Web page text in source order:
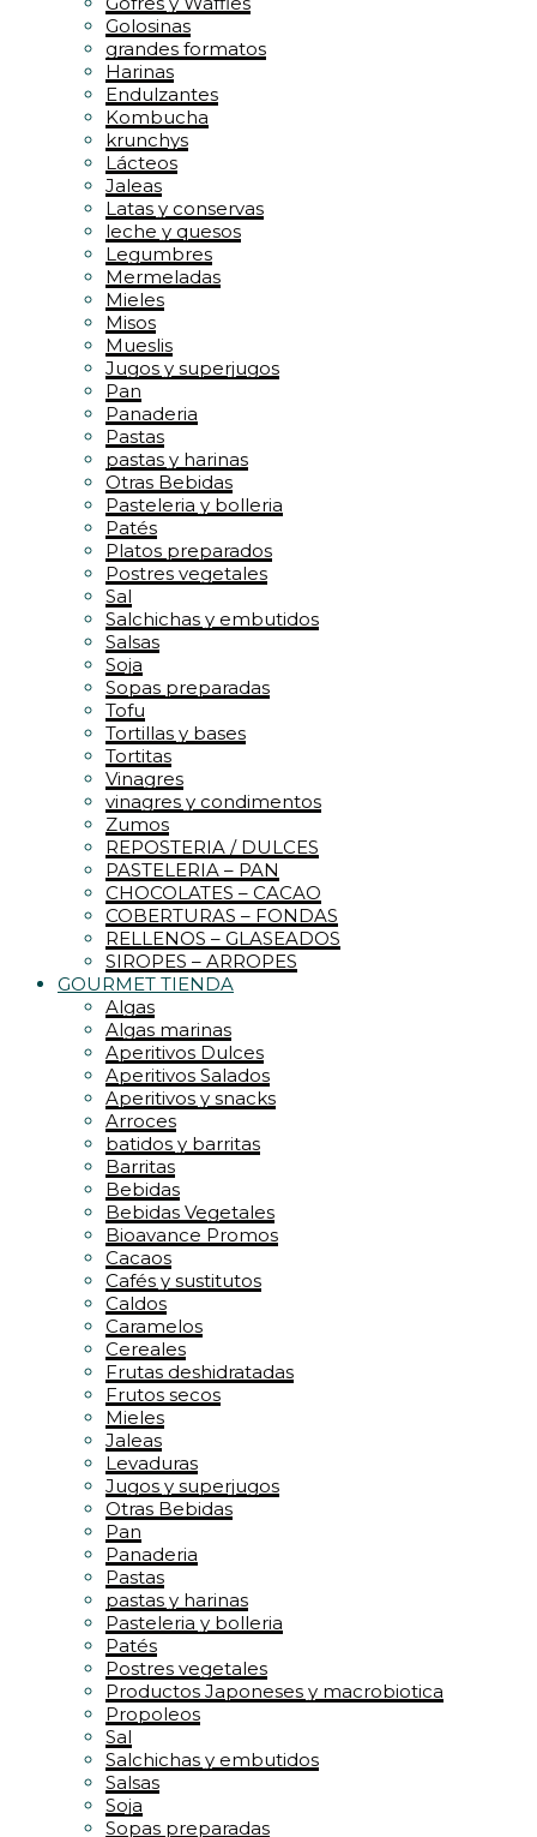
Golosinas
grandes formatos
Harinas
Endulzantes
Kombucha
krunchys
Lácteos
Jaleas
Latas y conservas
leche y quesos
Legumbres
Mermeladas
Mieles
Misos
Mueslis
Jugos y superjugos
Pan
Panaderia
Pastas
pastas y harinas
Otras Bebidas
Pasteleria y bolleria
Patés
Platos preparados
Postres vegetales
Sal
Salchichas y embutidos
Salsas
Soja
Sopas preparadas
Tofu
Tortillas y bases
Tortitas
Vinagres
vinagres y condimentos
Zumos
REPOSTERIA / DULCES
PASTELERIA – PAN
CHOCOLATES – CACAO
COBERTURAS – FONDAS
RELLENOS – GLASEADOS
SIROPES – ARROPES
GOURMET TIENDA
Algas
Algas marinas
Aperitivos Dulces
Aperitivos Salados
Aperitivos y snacks
Arroces
batidos y barritas
Barritas
Bebidas
Bebidas Vegetales
Bioavance Promos
Cacaos
Cafés y sustitutos
Caldos
Caramelos
Cereales
Frutas deshidratadas
Frutos secos
Mieles
Jaleas
Levaduras
Jugos y superjugos
Otras Bebidas
Pan
Panaderia
Pastas
pastas y harinas
Pasteleria y bolleria
Patés
Postres vegetales
Productos Japoneses y macrobiotica
Propoleos
Sal
Salchichas y embutidos
Salsas
Soja
Sopas preparadas